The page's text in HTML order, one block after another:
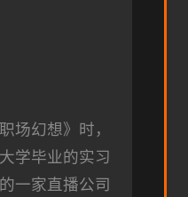
场幻想》时，
学毕业的实习
一家直播公司